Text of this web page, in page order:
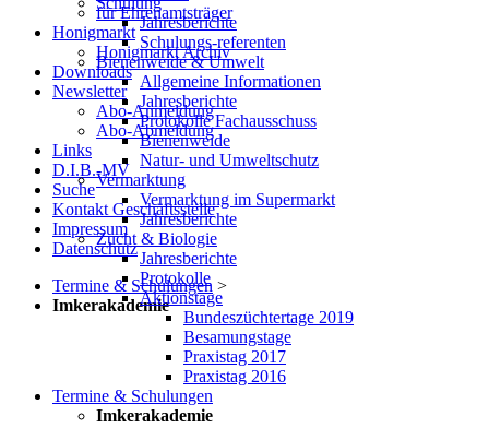
für Ehrenamtsträger
Honigmarkt
Honigmarkt Archiv
Downloads
Newsletter
Abo-Anmeldung
Abo-Abmeldung
Links
D.I.B.-MV
Suche
Kontakt Geschäftsstelle
Impressum
Datenschutz
Termine & Schulungen >
Imkerakademie
Jahresberichte
Schulungs-referenten
Bienenweide & Umwelt
Allgemeine Informationen
Jahresberichte
Protokolle Fachausschuss
Bienenweide
Natur- und Umweltschutz
Vermarktung
Vermarktung im Supermarkt
Jahresberichte
Zucht & Biologie
Jahresberichte
Protokolle
Aktionstage
Bundeszüchtertage 2019
Besamungstage
Praxistag 2017
Praxistag 2016
Termine & Schulungen
Imkerakademie